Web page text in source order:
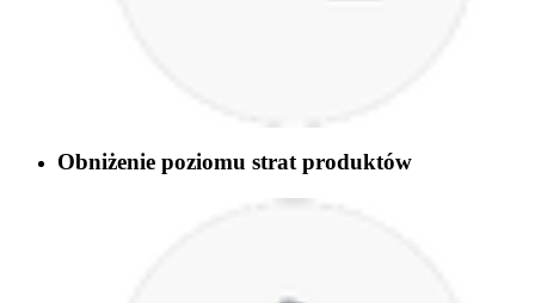
Obniżenie poziomu strat produktów